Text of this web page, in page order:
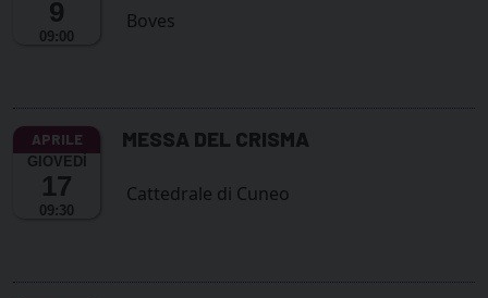
9
09:00
Boves
GIOVEDÌ
17
09:30
MESSA DEL CRISMA
Cattedrale di Cuneo